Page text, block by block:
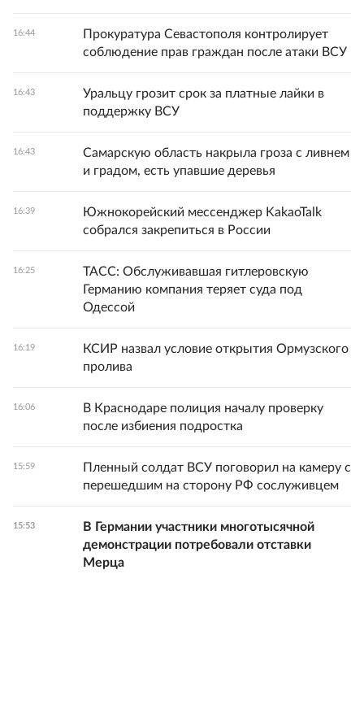
16:44
Прокуратура Севастополя контролирует
соблюдение прав граждан после атаки ВСУ
16:43
Уральцу грозит срок за платные лайки в
поддержку ВСУ
16:43
Самарскую область накрыла гроза с ливнем
и градом, есть упавшие деревья
16:39
Южнокорейский мессенджер KakaoTalk
собрался закрепиться в России
16:25
ТАСС: Обслуживавшая гитлеровскую
Германию компания теряет суда под
Одессой
16:19
КСИР назвал условие открытия Ормузского
пролива
16:06
В Краснодаре полиция началу проверку
после избиения подростка
15:59
Пленный солдат ВСУ поговорил на камеру с
перешедшим на сторону РФ сослуживцем
15:53
В Германии участники многотысячной
демонстрации потребовали отставки
Мерца